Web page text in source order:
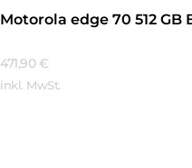
Motorola edge 70 512 GB
471,90 €
inkl. MwSt.